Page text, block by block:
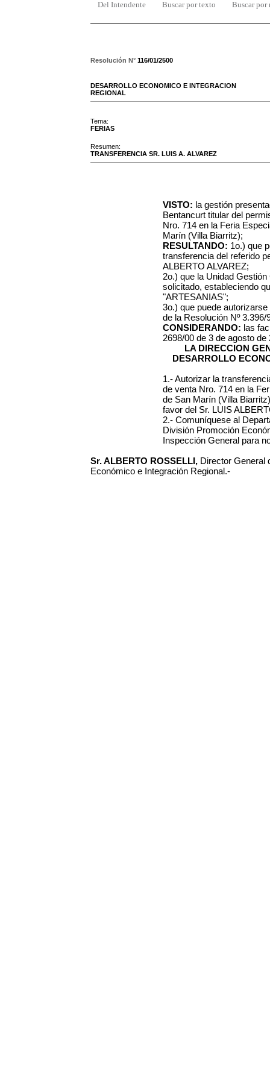
Del Intendente Buscar por texto Buscar por
Resolución N° 116/01/2500
DESARROLLO ECONOMICO E INTEGRACION
REGIONAL
Tema:
FERIAS
Resumen:
TRANSFERENCIA SR. LUIS A. ALVAREZ
VISTO: la gestión
Bentancurt titular del
Nro. 714 en la Feria
Marín (Villa Biarritz);
RESULTANDO: 1o.) que
transferencia del referido
ALBERTO ALVAREZ;
2o.) que la Unidad
solicitado, estableciendo
"ARTESANIAS";
3o.) que puede
de la Resolución Nº 3.396/
CONSIDERANDO: las
2698/00 de 3 de agosto de
LA DIRECCION
DESARROLLO
1.- Autorizar la
de venta Nro. 714 en la
de San Marín (Villa Biarritz)
favor del Sr. LUIS
2.- Comuníquese al
División Promoción
Inspección General para
Sr. ALBERTO ROSSELLI, Director General
Económico e Integración Regional.-